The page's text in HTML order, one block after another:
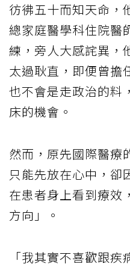
彷彿五十而知天命，
總家庭醫學科住院醫
練，旁人大感詫異，
太過耿直，即便曾擔
也不會是走政治的料
床的機會。
然而，原先國際醫療
只能先放在心中，卻
在患者身上看到療效
方向」。
「我其實不喜歡跟